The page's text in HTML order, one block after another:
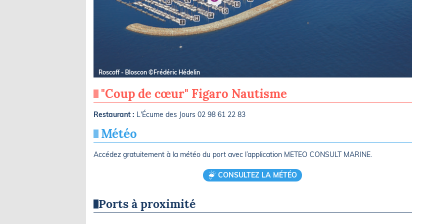
Roscoff - Bloscon ©Frédéric Hédelin
"Coup de cœur" Figaro Nautisme
Restaurant : L'Écume des Jours 02 98 61 22 83
Météo
Accédez gratuitement à la météo du port avec l’application METEO CONSULT MARINE.
CONSULTEZ LA MÉTÉO
Ports à proximité